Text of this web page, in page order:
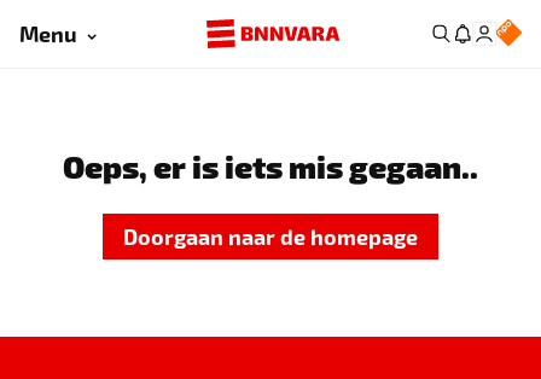
Menu
Oeps, er is iets mis gegaan..
Doorgaan naar de homepage